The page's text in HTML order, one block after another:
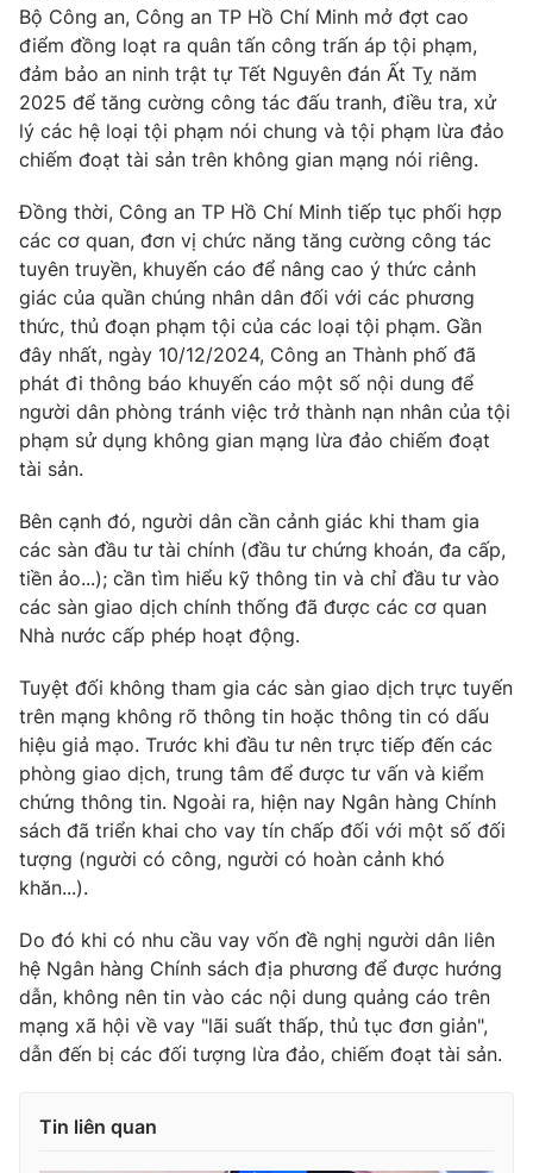
VTV9 VTV8
Liên hệ tòa soạn English
THỜI BÁO VTV
Theo dõi báo trên
Cơ quan chủ quản: Đài Truyền hình Việt Nam
Cơ quan báo chí:Thời báo VTV
Giấy phép hoạt động báo in và báo điện tử số 483/GP-BTTTT
Tổng Biên tập: Vũ Thanh Thủy
Phó Tổng Biên tập:Nguyễn Thị Mỹ Hạnh, Phạm Quốc Thắng,
Nguyễn Trọng Ninh
Tổng đài VTV: 024.38 355 931 - 024.38 355 932
Ðiện thoại Thời báo VTV:
024.66 897 897
Email: toasoan@vtv.vn
Liên hệ quảng cáo: 024-7300.7108
® Cấm sao chép dưới mọi hình thức nếu không có sự chấp
Bộ Công an, Công an TP Hồ Chí Minh mở đợt cao
điểm đồng loạt ra quân tấn công trấn áp tội phạm,
đảm bảo an ninh trật tự Tết Nguyên đán Ất Tỵ năm
2025 để tăng cường công tác đấu tranh, điều tra, xử
lý các hệ loại tội phạm nói chung và tội phạm lừa đảo
chiếm đoạt tài sản trên không gian mạng nói riêng.
Đồng thời, Công an TP Hồ Chí Minh tiếp tục phối hợp
các cơ quan, đơn vị chức năng tăng cường công tác
tuyên truyền, khuyến cáo để nâng cao ý thức cảnh
giác của quần chúng nhân dân đối với các phương
thức, thủ đoạn phạm tội của các loại tội phạm. Gần
đây nhất, ngày 10/12/2024, Công an Thành phố đã
phát đi thông báo khuyến cáo một số nội dung để
người dân phòng tránh việc trở thành nạn nhân của tội
phạm sử dụng không gian mạng lừa đảo chiếm đoạt
tài sản.
Bên cạnh đó, người dân cần cảnh giác khi tham gia
các sàn đầu tư tài chính (đầu tư chứng khoán, đa cấp,
tiền ảo...); cần tìm hiểu kỹ thông tin và chỉ đầu tư vào
các sàn giao dịch chính thống đã được các cơ quan
Nhà nước cấp phép hoạt động.
Tuyệt đối không tham gia các sàn giao dịch trực tuyến
trên mạng không rõ thông tin hoặc thông tin có dấu
hiệu giả mạo. Trước khi đầu tư nên trực tiếp đến các
phòng giao dịch, trung tâm để được tư vấn và kiểm
chứng thông tin. Ngoài ra, hiện nay Ngân hàng Chính
sách đã triển khai cho vay tín chấp đối với một số đối
tượng (người có công, người có hoàn cảnh khó
khăn...).
Do đó khi có nhu cầu vay vốn đề nghị người dân liên
hệ Ngân hàng Chính sách địa phương để được hướng
dẫn, không nên tin vào các nội dung quảng cáo trên
mạng xã hội về vay "lãi suất thấp, thủ tục đơn giản",
dẫn đến bị các đối tượng lừa đảo, chiếm đoạt tài sản.
Tin liên quan